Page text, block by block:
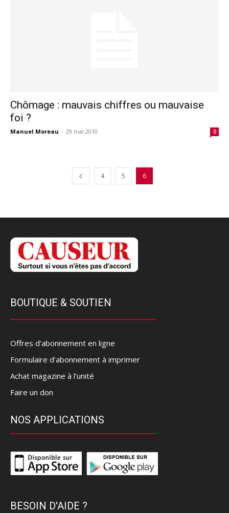
Chômage : mauvais chiffres ou mauvaise
foi ?
Manuel Moreau - 29 mai 2010 0
4 5 6
BOUTIQUE & SOUTIEN
Offres d’abonnement en ligne
Formulaire d'abonnement à imprimer
Achat magazine à l'unité
Faire un don
NOS APPLICATIONS
BESOIN D'AIDE ?